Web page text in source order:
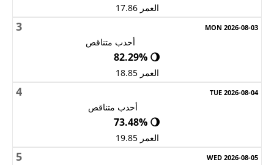
العمر 17.86
3
أحدب متناقص
🌖 82.29%
العمر 18.85
4
أحدب متناقص
🌖 73.48%
العمر 19.85
5